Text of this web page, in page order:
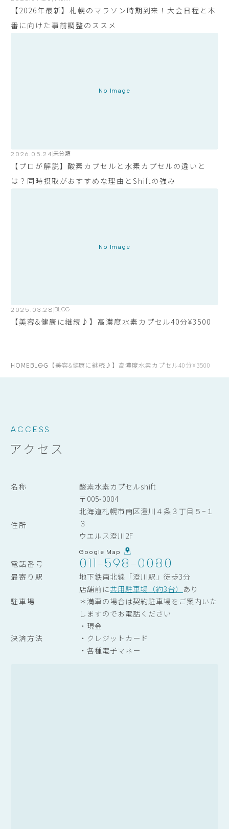
【2026年最新】札幌のマラソン時期到来！大会日程と本
番に向けた事前調整のススメ
No Image
2026.05.24 未分類
【プロが解説】酸素カプセルと水素カプセルの違いと
は？同時摂取がおすすめな理由とShiftの強み
No Image
2025.03.28 BLOG
【美容&健康に継続♪】高濃度水素カプセル40分¥3500
HOMEBLOG 【美容&健康に継続♪】高濃度水素カプセル40分¥3500
ACCESS
アクセス
名称 酸素水素カプセルshift
住所
〒005-0004
北海道札幌市南区澄川４条３丁目５−１
３
ウエルス澄川2F
Google Map
電話番号 011-598-0080
最寄り駅 地下鉄南北線「澄川駅」徒歩3分
駐車場
店舗前に共用駐車場（約3台）
あり
＊満車の場合は契約駐車場をご案内いた
しますのでお電話ください
決済方法
・現金
・クレジットカード
・各種電子マネー